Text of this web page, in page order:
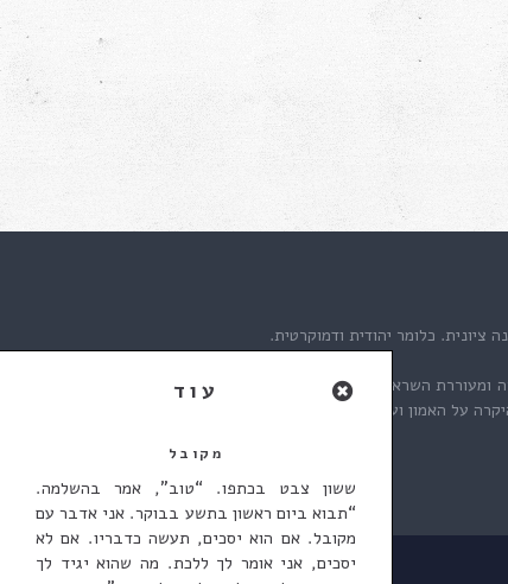
מקובל
ששון צבט בכתפו. “טוב”, אמר בהשלמה.
“תבוא ביום ראשון בתשע בבוקר. אני אדבר עם
מקובל. אם הוא יסכים, תעשה כדבריו. אם לא
יסכים, אני אומר לך ללכת. מה שהוא יגיד לך
ציונית. כלומר יהודית ודמוקרטית.
ומעוררת השראה לאורך שנים, העבירה דפנה את
על האמון ועל העברת הלפיד אלינו.